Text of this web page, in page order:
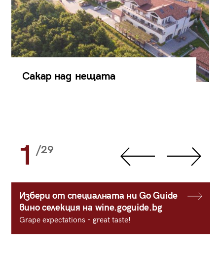
Сакар над нещата
1 /29
Избери от специалната ни Go Guide
вино селекция на wine.goguide.bg
Grape expectations - great taste!